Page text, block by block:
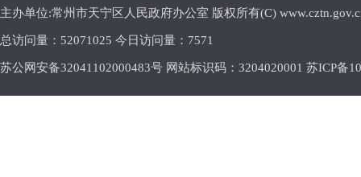
主办单位:常州市天宁区人民政府办公室 版权所有(C)
总访问量： 52071025 今日访问量： 7571
苏公网安备32041102000483号 网站标识码：3204020001 苏ICP备